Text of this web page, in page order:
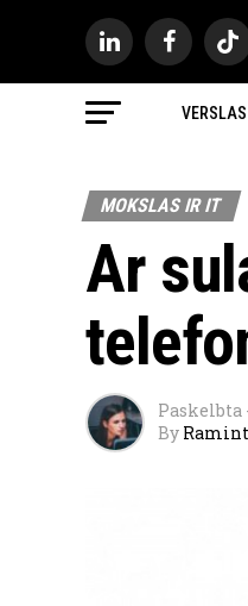
VERSLAS
MOKSLAS IR IT
Ar
Paskelbta
By